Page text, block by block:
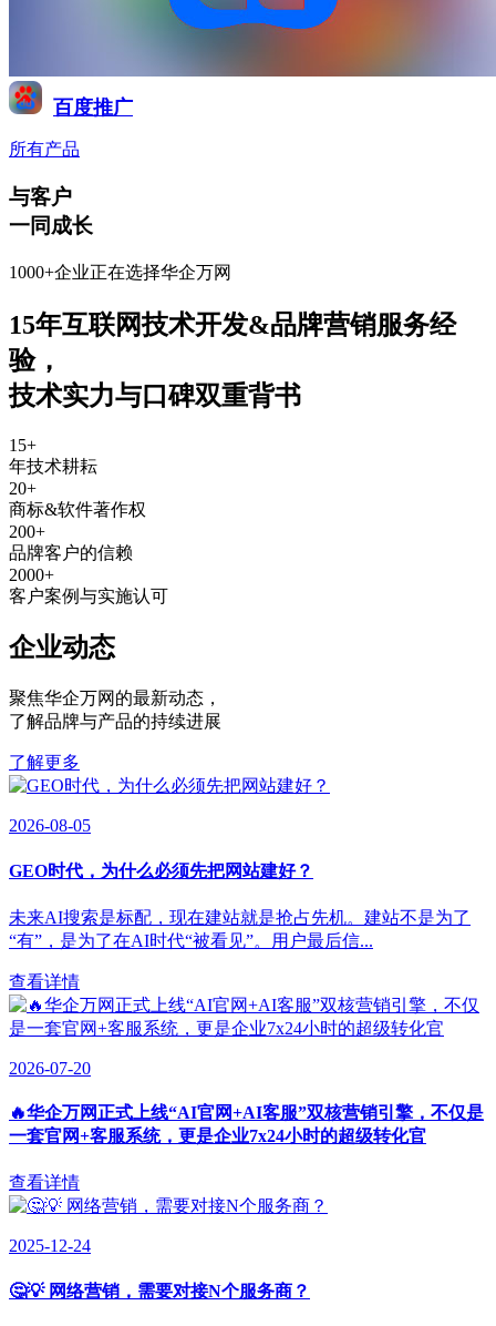
百度推广
所有产品
与客户
一同成长
1000+企业正在选择华企万网
15年互联网技术开发&品牌营销服务经
验，
技术实力与口碑双重背书
15+
年技术耕耘
20+
商标&软件著作权
200+
品牌客户的信赖
2000+
客户案例与实施认可
企业动态
聚焦华企万网的最新动态 ，
了解品牌与产品的持续进展
了解更多
2026-08-05
GEO时代，为什么必须先把网站建好？
未来AI搜索是标配，现在建站就是抢占先机。建站不是为了
“有”，是为了在AI时代“被看见”。用户最后信...
查看详情
2026-07-20
🔥华企万网正式上线“AI官网+AI客服”双核营销引擎，不仅是
一套官网+客服系统，更是企业7x24小时的超级转化官
查看详情
2025-12-24
🤔💡 网络营销，需要对接N个服务商？